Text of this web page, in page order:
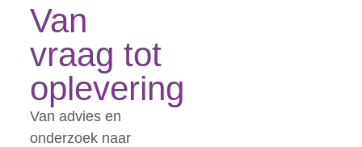
Van
vraag tot
oplevering
Van advies en
onderzoek naar